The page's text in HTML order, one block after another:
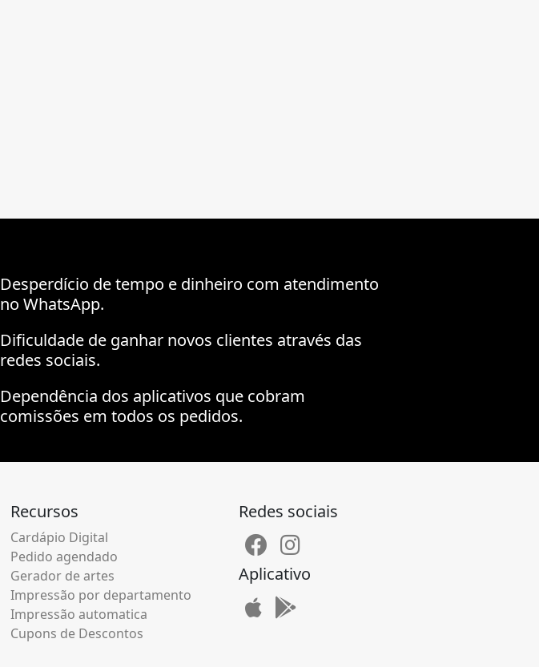
Desperdício de tempo e dinheiro com atendimento
no WhatsApp.
Dificuldade de ganhar novos clientes através das
redes sociais.
Dependência dos aplicativos que cobram
comissões em todos os pedidos.
Recursos
Cardápio Digital
Pedido agendado
Gerador de artes
Impressão por departamento
Impressão automatica
Cupons de Descontos
Redes sociais
Aplicativo